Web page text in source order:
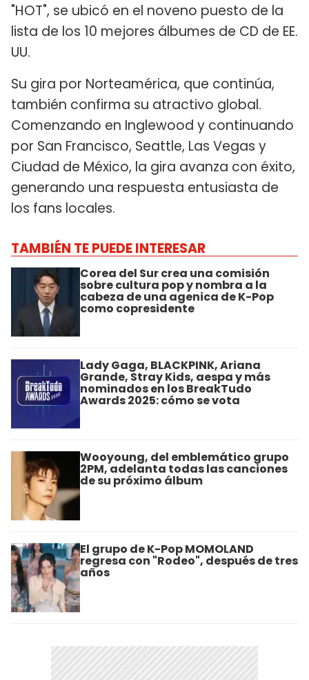
"HOT", se ubicó en el noveno puesto de la
lista de los 10 mejores álbumes de CD de EE.
UU.
Su gira por Norteamérica, que continúa,
también confirma su atractivo global.
Comenzando en Inglewood y continuando
por San Francisco, Seattle, Las Vegas y
Ciudad de México, la gira avanza con éxito,
generando una respuesta entusiasta de
los fans locales.
TAMBIÉN TE PUEDE INTERESAR
Corea del Sur crea una comisión
sobre cultura pop y nombra a la
cabeza de una agenica de K-Pop
como copresidente
Lady Gaga, BLACKPINK, Ariana
Grande, Stray Kids, aespa y más
nominados en los BreakTudo
Awards 2025: cómo se vota
Wooyoung, del emblemático grupo
2PM, adelanta todas las canciones
de su próximo álbum
El grupo de K-Pop MOMOLAND
regresa con "Rodeo", después de tres
años